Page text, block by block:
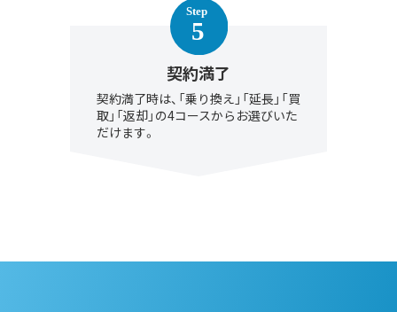
契約満了
契約満了時は、「乗り換え」「延長」「買
取」「返却」の4コースからお選びいた
だけます。